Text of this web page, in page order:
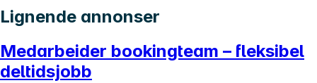
Lignende annonser
Medarbeider bookingteam – fleksibel
deltidsjobb